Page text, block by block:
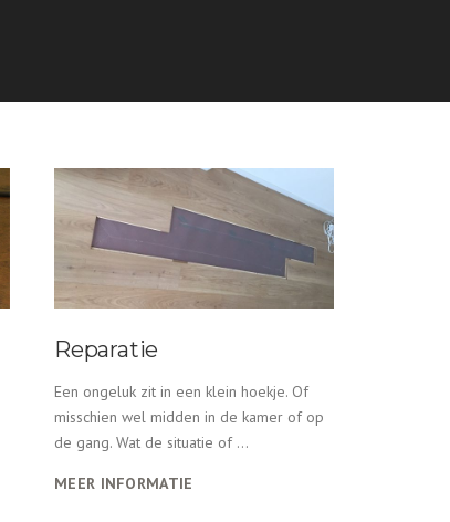
Reparatie
Een ongeluk zit in een klein hoekje. Of
misschien wel midden in de kamer of op
de gang. Wat de situatie of ...
MEER INFORMATIE